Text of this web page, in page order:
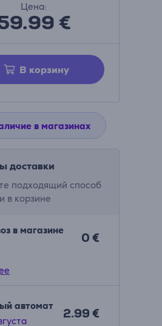
Цена:
€
В корзину
в магазинах
доставки
подходящий способ
в корзине
в магазине
0 €
автомат
2.99 €